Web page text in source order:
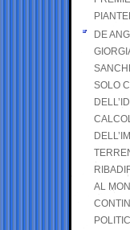
DE
SOLO
AL